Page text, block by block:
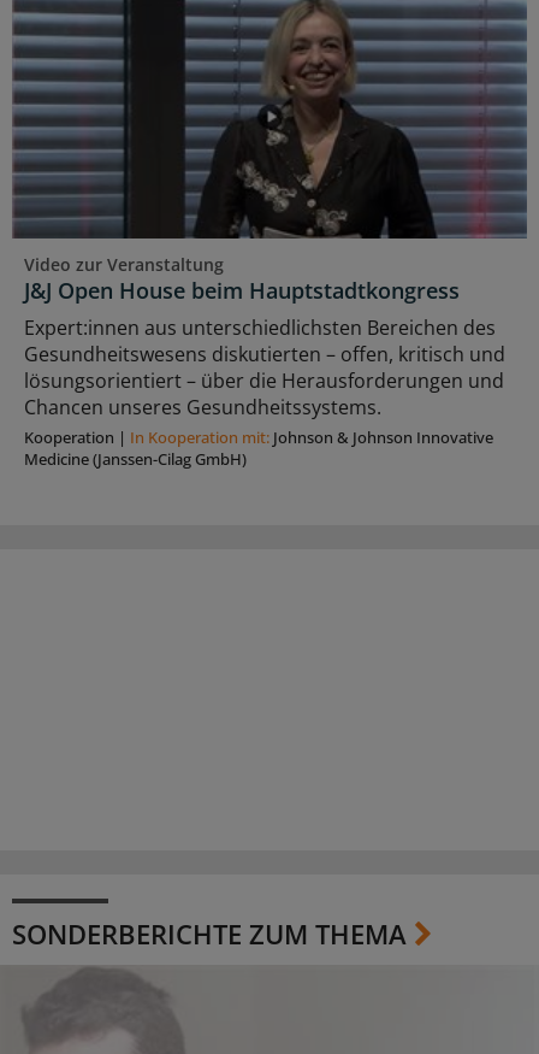
Video zur Veranstaltung
J&J Open House beim Hauptstadtkongress
Expert:innen aus unterschiedlichsten Bereichen des
Gesundheitswesens diskutierten – offen, kritisch und
lösungsorientiert – über die Herausforderungen und
Chancen unseres Gesundheitssystems.
Kooperation | In Kooperation mit: Johnson & Johnson Innovative
Medicine (Janssen-Cilag GmbH)
SONDERBERICHTE ZUM THEMA